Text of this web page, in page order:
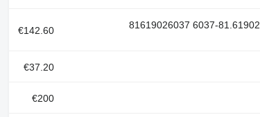
رقم مرجعي: 81.61900-6395 81619006395 81.61900-6427 81619006427 81.61902-6037 81619026037
€142.60
€37.20
€200